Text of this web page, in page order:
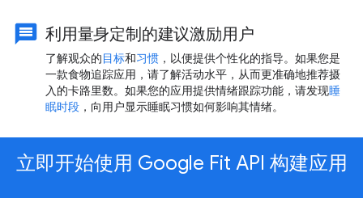
利用量身定制的建议激励用户
了解观众的目标和习惯 ，以便提供个性化的指导。如果您是
一款食物追踪应用，请了解活动水平，从而更准确地推荐摄
入的卡路里数。如果您的应用提供情绪跟踪功能，请发现睡
眠时段 ，向用户显示睡眠习惯如何影响其情绪。
立即开始使用 Google Fit API 构建应用